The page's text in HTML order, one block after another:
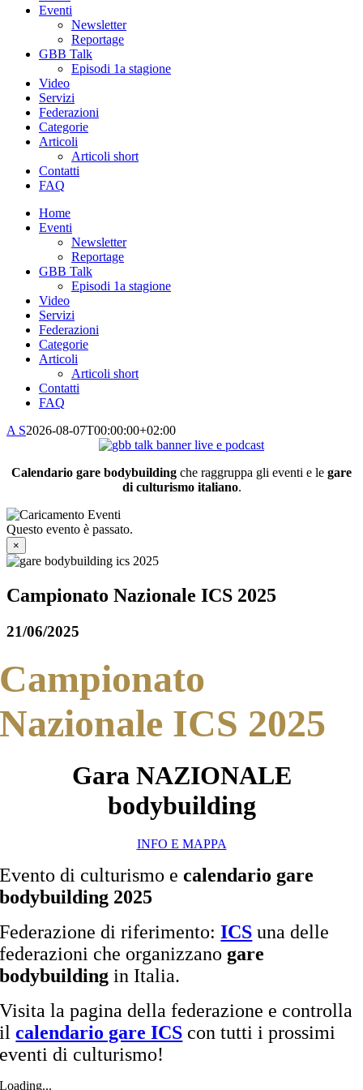
Eventi
Newsletter
Reportage
GBB Talk
Episodi 1a stagione
Video
Servizi
Federazioni
Categorie
Articoli
Articoli short
Contatti
FAQ
Home
Eventi
Newsletter
Reportage
GBB Talk
Episodi 1a stagione
Video
Servizi
Federazioni
Categorie
Articoli
Articoli short
Contatti
FAQ
A S2026-08-07T00:00:00+02:00
Calendario gare bodybuilding che raggruppa gli eventi e le gare
di culturismo italiano.
Questo evento è passato.
×
Campionato Nazionale ICS 2025
21/06/2025
Campionato
Nazionale ICS 2025
Gara NAZIONALE
bodybuilding
INFO E MAPPA
Evento di culturismo ecalendario gare
bodybuilding 2025
Federazione di riferimento:ICS una delle
federazioni che organizzano gare
bodybuildingin Italia.
Visita la pagina della federazione e controlla
ilcalendario gare ICS con tutti i prossimi
eventi di culturismo!
Loading...